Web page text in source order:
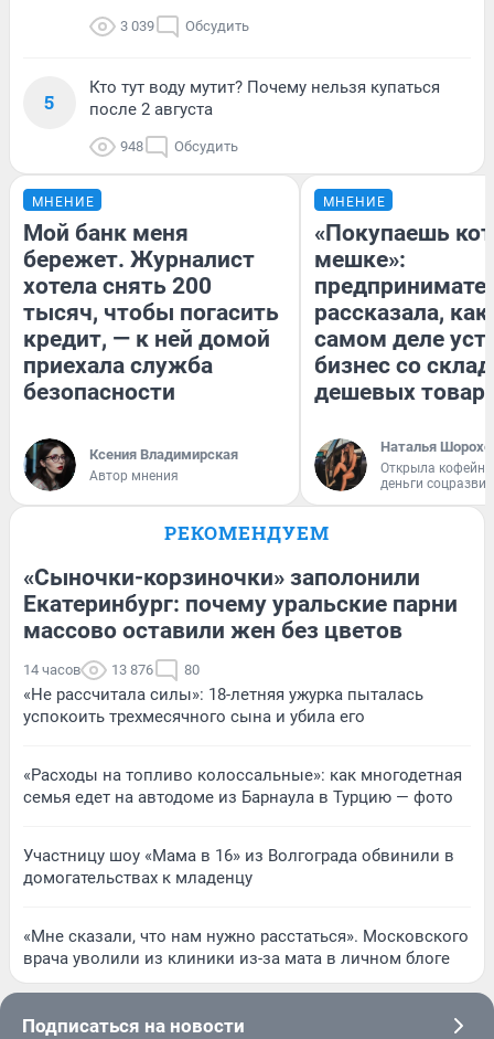
3 039 Обсудить
5
Кто тут воду мутит? Почему нельзя купаться
после 2 августа
948 Обсудить
МНЕНИЕ
Мой банк меня
бережет. Журналист
хотела снять 200
тысяч, чтобы погасить
кредит, — к ней домой
приехала служба
безопасности
Ксения Владимирская
Автор мнения
МНЕНИЕ
«Покупаешь
мешке»:
рассказала, как
самом деле
бизнес со
дешевых
Наталья
Открыла
деньги
РЕКОМЕНДУЕМ
«Сыночки-корзиночки» заполонили
Екатеринбург: почему уральские парни
массово оставили жен без цветов
14 часов 13 876 80
«Не рассчитала силы»: 18-летняя ужурка пыталась
успокоить трехмесячного сына и убила его
«Расходы на топливо колоссальные»: как многодетная
семья едет на автодоме из Барнаула в Турцию — фото
Участницу шоу «Мама в 16» из Волгограда обвинили в
домогательствах к младенцу
«Мне сказали, что нам нужно расстаться». Московского
врача уволили из клиники из-за мата в личном блоге
Подписаться на новости